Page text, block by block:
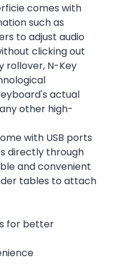
comes with
such as
to adjust audio
clicking out
rollover, N-Key
actual
other high-
with USB ports
directly through
and convenient
tables to attach
for better